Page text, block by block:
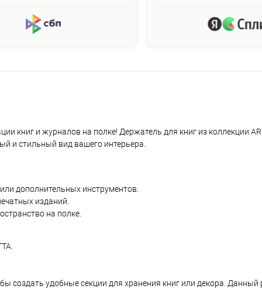
книг и журналов на полке! Держатель для книг из коллекции
и стильный вид вашего интерьера.
дополнительных инструментов.
изданий.
на полке.
создать удобные секции для хранения книг или декора. Данный